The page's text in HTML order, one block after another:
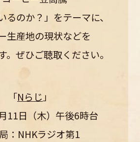
るのか？」をテーマに、
生産地の現状などを
ぜひご聴取ください。
「Nらじ」
11日（木）午後6時台
：NHKラジオ第1